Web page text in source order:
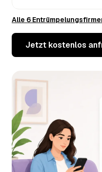
KB
Kulpa Bau
Alle 6
Jetzt kostenlos